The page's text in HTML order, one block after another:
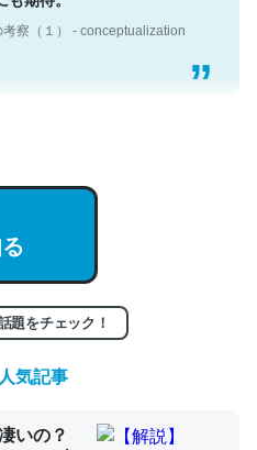
な良記事。/続編来た
entry/2023/03/27
察（１） - conceptualization
の伏線」は回収されないけ
題をチェック！
気記事
いの？